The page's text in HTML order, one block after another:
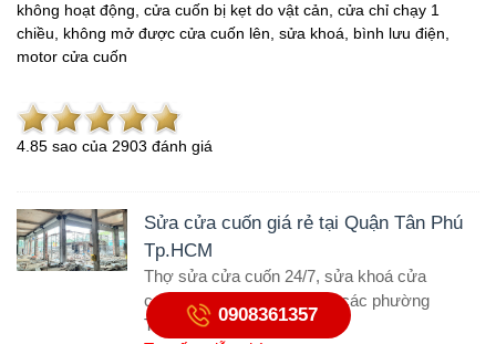
không hoạt động, cửa cuốn bị kẹt do vật cản, cửa chỉ chạy 1
chiều, không mở được cửa cuốn lên, sửa khoá, bình lưu điện,
motor cửa cuốn
4.85 sao của 2903 đánh giá
Sửa cửa cuốn giá rẻ tại Quận Tân Phú
Tp.HCM
Thợ sửa cửa cuốn 24/7, sửa khoá cửa
cuốn tại nhà, sửa motor tại các phường
TPHCM
0908361357